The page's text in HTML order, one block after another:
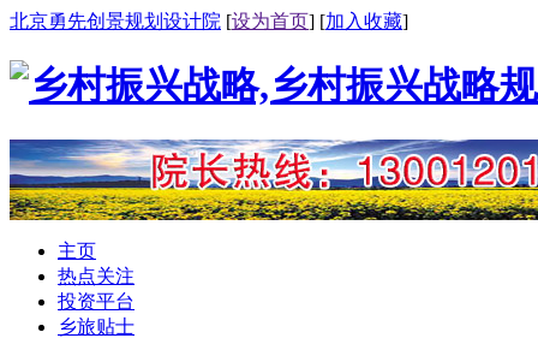
北京勇先创景规划设计院 [设为首页] [加入收藏]
主页
热点关注
投资平台
乡旅贴士